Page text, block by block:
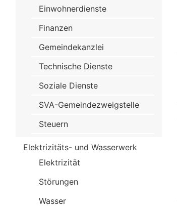
Einwohnerdienste
Finanzen
Gemeindekanzlei
Technische Dienste
Soziale Dienste
SVA-Gemeindezweigstelle
Steuern
Elektrizitäts- und Wasserwerk
Elektrizität
Störungen
Wasser